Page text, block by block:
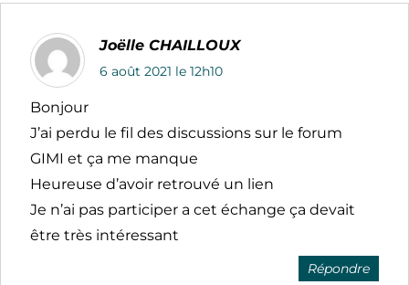
Joëlle CHAILLOUX
6 août 2021 le 12h10
Bonjour
J’ai perdu le fil des discussions sur le forum
GIMI et ça me manque
Heureuse d’avoir retrouvé un lien
Je n’ai pas participer a cet échange ça devait
être très intéressant
Répondre